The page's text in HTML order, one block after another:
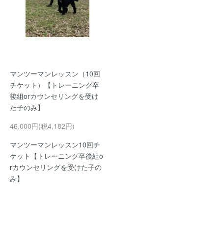
マンツーマンレッスン（10回
チケット）【トレーニング卒
後組orカウンセリングを受け
た子のみ】
46,000円(税4,182円)
マンツーマンレッスン10回チ
ケット【トレーニング卒後組o
rカウンセリングを受けた子の
み】